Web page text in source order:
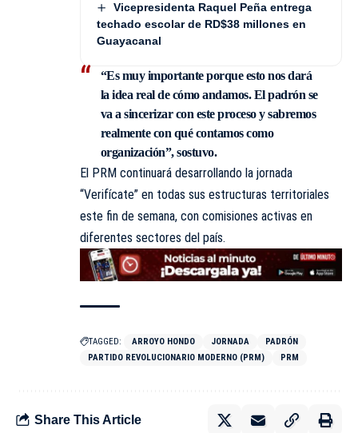
Vicepresidenta Raquel Peña entrega
techado escolar de RD$38 millones en
Guayacanal
“Es muy importante porque esto nos dará
la idea real de cómo andamos. El padrón se
va a sincerizar con este proceso y sabremos
realmente con qué contamos como
organización”, sostuvo.
El PRM continuará desarrollando la jornada
“Verifícate” en todas sus estructuras territoriales
este fin de semana, con comisiones activas en
diferentes sectores del país.
TAGGED: ARROYO HONDO JORNADA
PADRÓN
PARTIDO REVOLUCIONARIO MODERNO (PRM)
PRM
Share This Article